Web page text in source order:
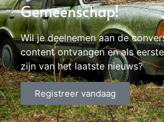
Gemeenschap!
Wil je deelnemen aan de
content ontvangen en als
zijn van het laatste nieuws?
Registreer vandaag